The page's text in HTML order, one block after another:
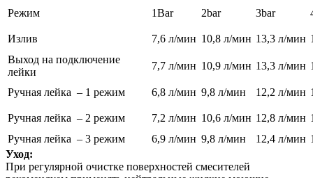
Режим
1Bar 2bar 3bar
Излив 7,6 л/мин 10,8 л/мин 13,3 л/мин
Выход на подключение
лейки
7,7 л/мин 10,9 л/мин 13,3 л/мин
Ручная лейка – 1 режим 6,8 л/мин 9,8 л/мин 12,2 л/мин
Ручная лейка – 2 режим 7,2 л/мин 10,6 л/мин 12,8 л/мин
Ручная лейка – 3 режим
6,9 л/мин 9,8 л/мин 12,4 л/мин
Уход:
При регулярной очистке поверхностей смесителей